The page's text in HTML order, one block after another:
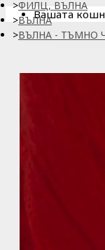
Вашата
ФИЛЦ, ВЪЛНА
ВЪЛНА
ВЪЛНА - ТЪМНО